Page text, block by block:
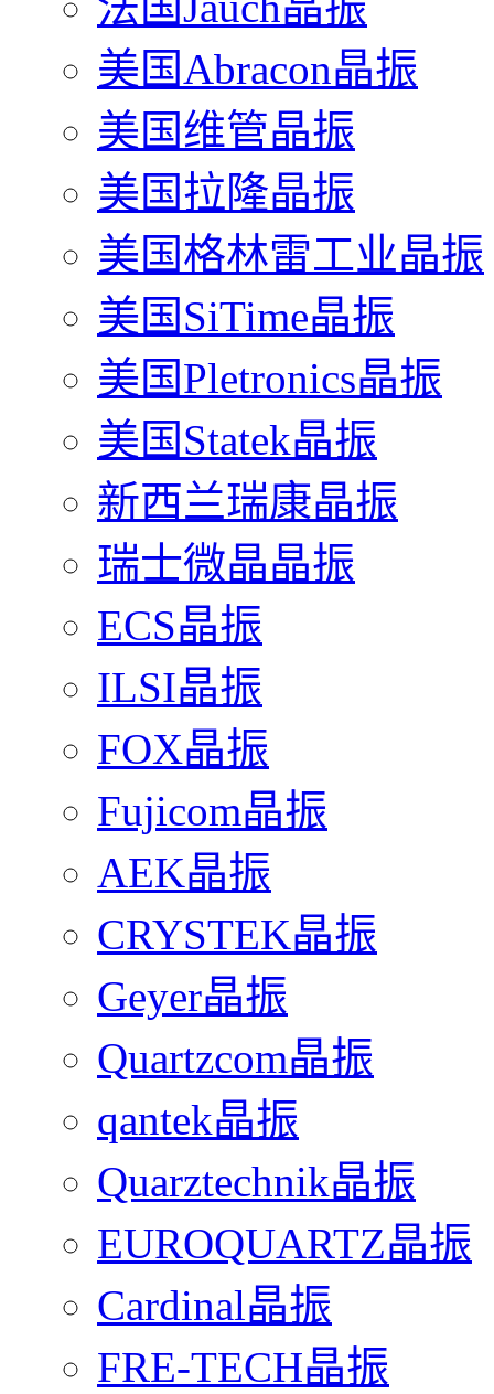
美国Abracon晶振
美国维管晶振
美国拉隆晶振
美国格林雷工业晶振
美国SiTime晶振
美国Pletronics晶振
美国Statek晶振
新西兰瑞康晶振
瑞士微晶晶振
ECS晶振
ILSI晶振
FOX晶振
Fujicom晶振
AEK晶振
CRYSTEK晶振
Geyer晶振
Quartzcom晶振
qantek晶振
Quarztechnik晶振
EUROQUARTZ晶振
Cardinal晶振
FRE-TECH晶振